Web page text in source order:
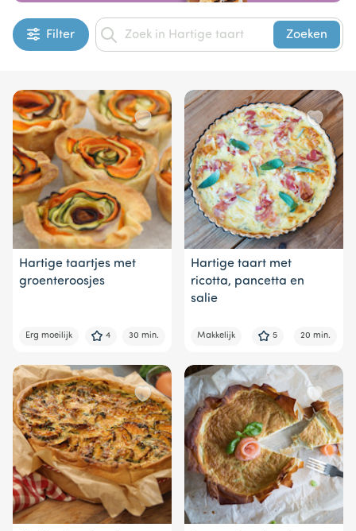
Filter Zoeken
Hartige taartjes met
groenteroosjes
Erg moeilijk 4 30 min.
Hartige taart met
ricotta, pancetta en
salie
Makkelijk 5 20 min.